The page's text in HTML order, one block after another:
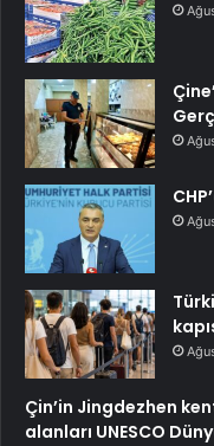
Çin’in Jingdezhen
alanları UNESCO